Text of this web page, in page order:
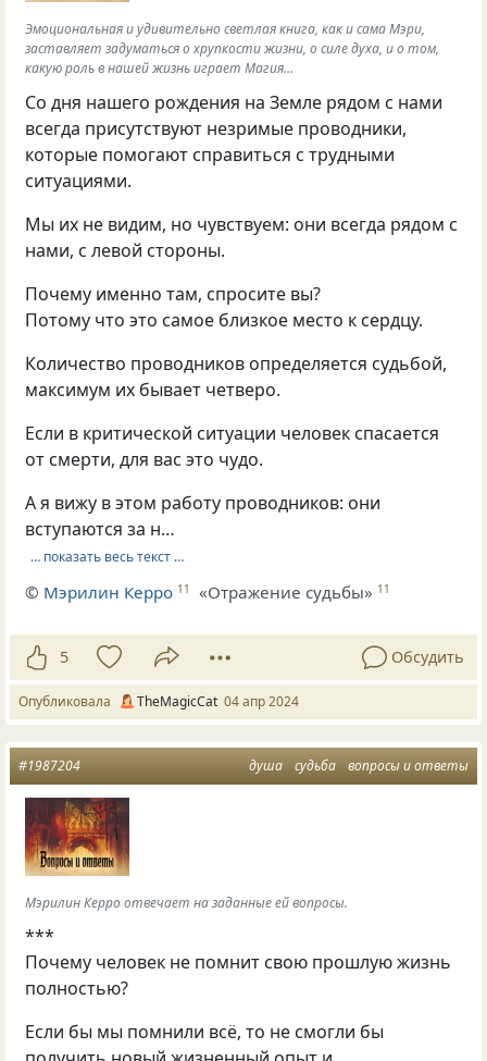
Эмоциональная и удивительно светлая книга, как и сама Мэри,
заставляет задуматься о хрупкости жизни, о силе духа, и о том,
какую роль в нашей жизнь играет Магия…
Со дня нашего рождения на Земле рядом с нами
всегда присутствуют незримые проводники,
которые помогают справиться с трудными
ситуациями.
Мы их не видим, но чувствуем: они всегда рядом с
нами, с левой стороны.
Почему именно там, спросите вы?
Потому что это самое близкое место к сердцу.
Количество проводников определяется судьбой,
максимум их бывает четверо.
Если в критической ситуации человек спасается
от смерти, для вас это чудо.
А я вижу в этом работу проводников: они
вступаются за н…
… показать весь текст …
© Мэрилин Керро 11 «Отражение судьбы» 11
5 Обсудить
Опубликовала TheMagicCat 04 апр 2024
душа судьба вопросы и ответы
#1987204
Мэрилин Керро отвечает на заданные ей вопросы.
***
Почему человек не помнит свою прошлую жизнь
полностью?
Если бы мы помнили всё, то не смогли бы